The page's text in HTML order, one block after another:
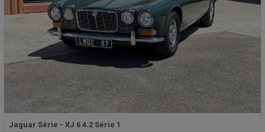
Jaguar Série - XJ 6 4.2 Série 1